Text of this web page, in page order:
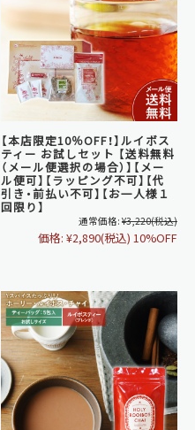
【本店限定10％OFF！】ルイボス
ティー お試しセット 【送料無料
（メール便選択の場合）】【メー
ル便可】【ラッピング不可】【代
引き・前払い不可】【お一人様１
回限り】
通常価格: ¥3,220(税込)
価格: ¥2,890(税込) 10%OFF